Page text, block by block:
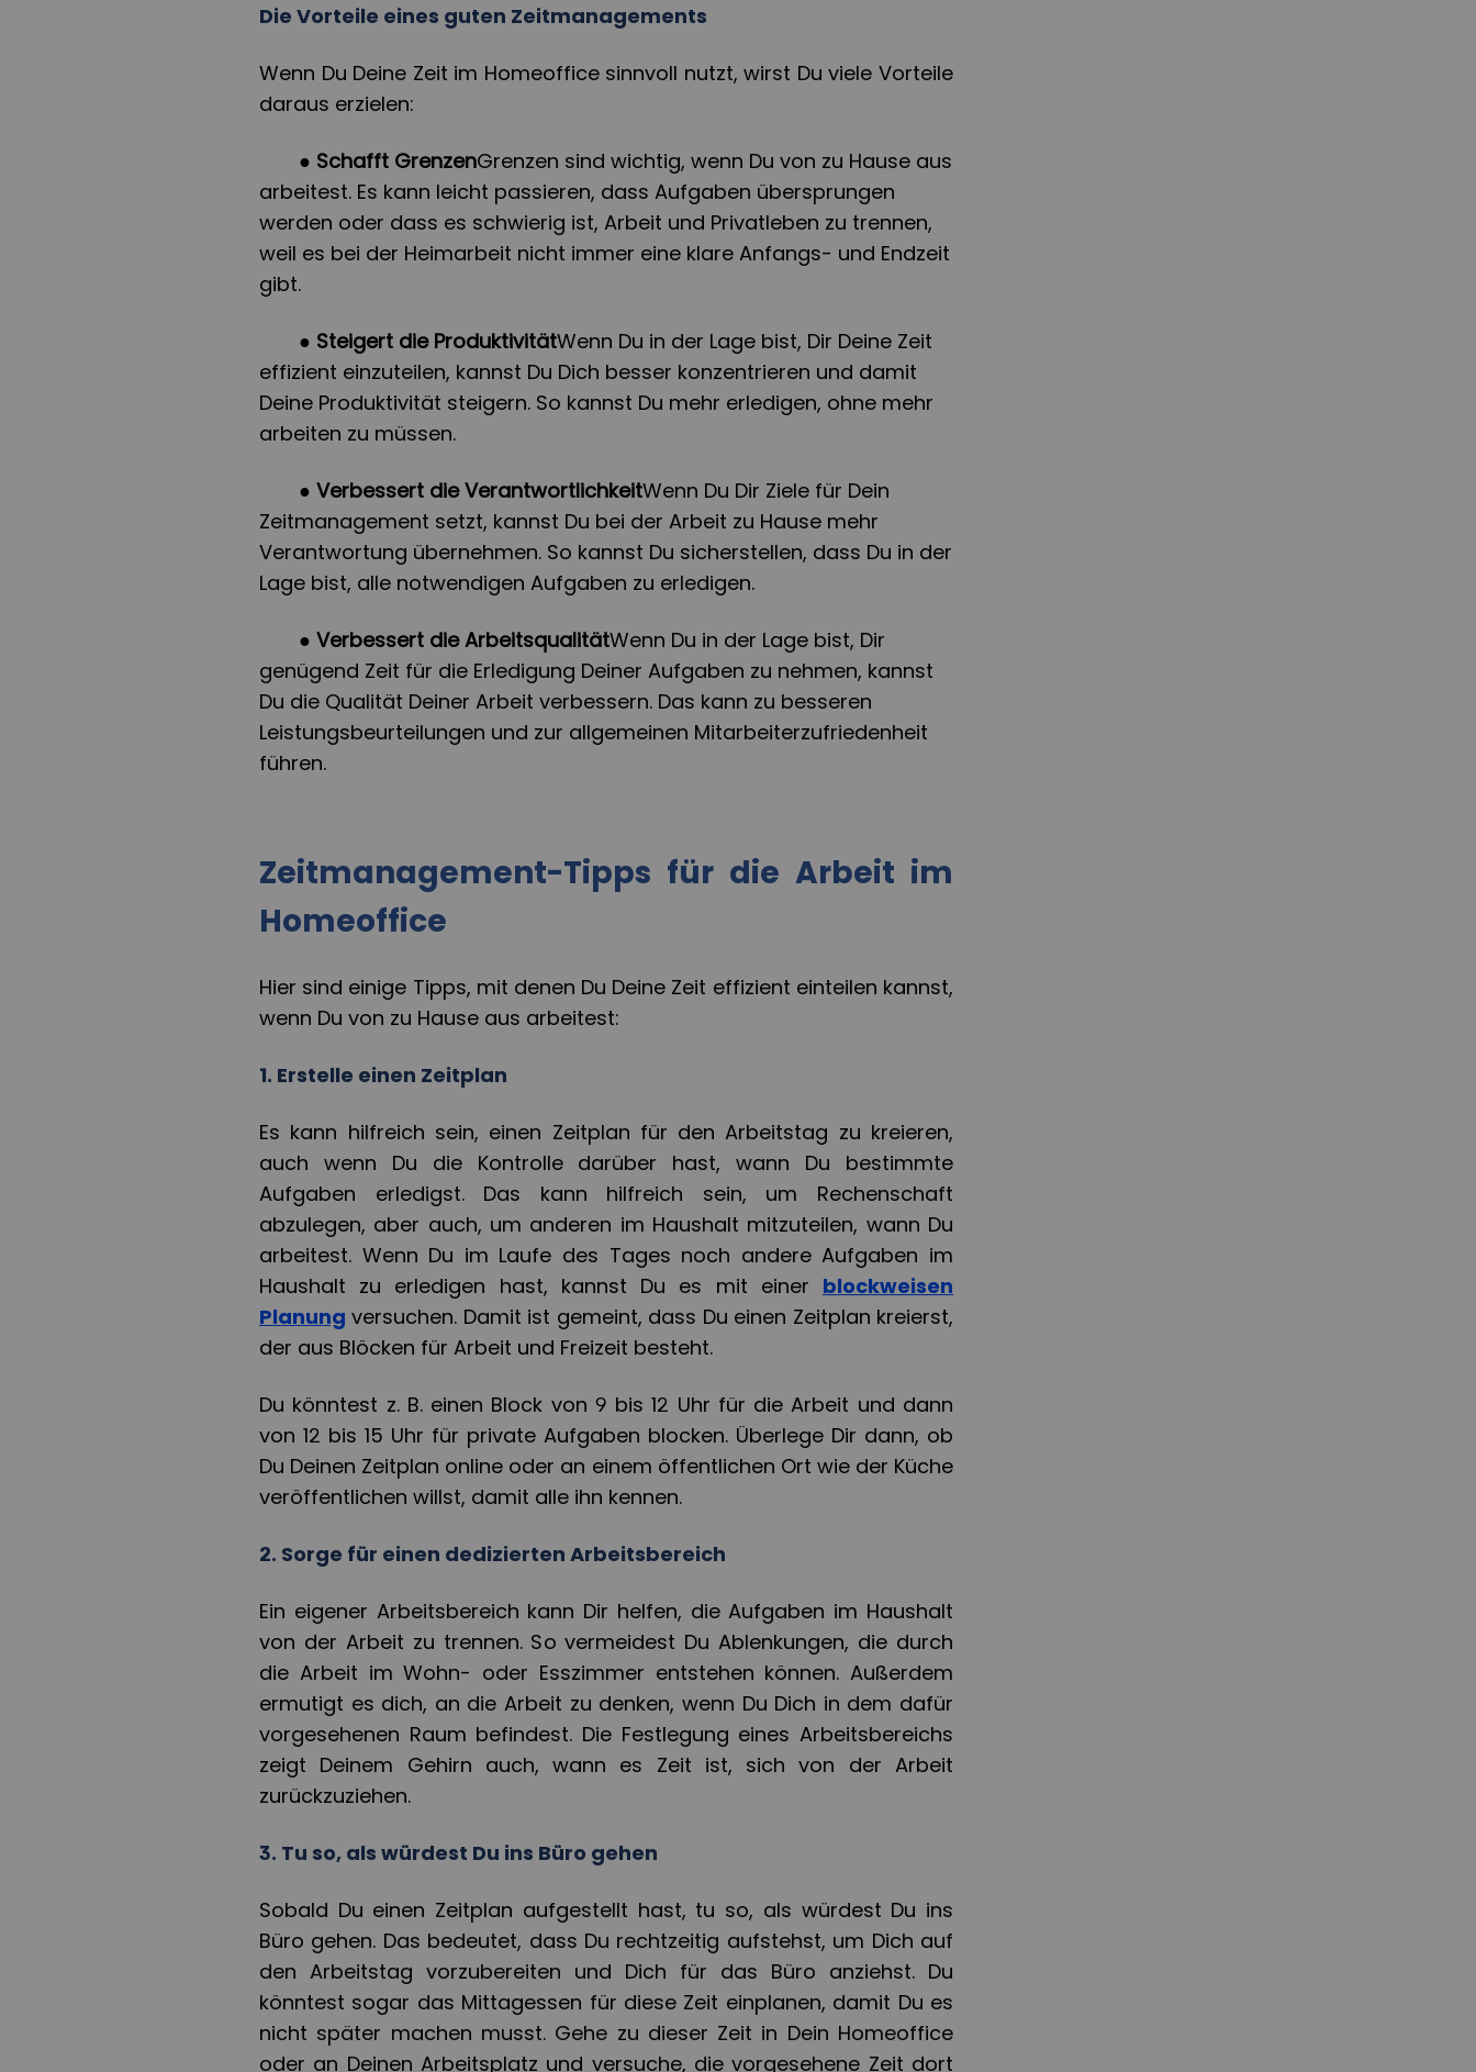
Die Vorteile eines guten Zeitmanagements
Wenn Du Deine Zeit im Homeoffice sinnvoll nutzt, wirst Du viele Vorteile
daraus erzielen:
● Schafft GrenzenGrenzen sind wichtig, wenn Du von zu Hause aus
arbeitest. Es kann leicht passieren, dass Aufgaben übersprungen
werden oder dass es schwierig ist, Arbeit und Privatleben zu trennen,
weil es bei der Heimarbeit nicht immer eine klare Anfangs- und Endzeit
gibt.
● Steigert die ProduktivitätWenn Du in der Lage bist, Dir Deine Zeit
effizient einzuteilen, kannst Du Dich besser konzentrieren und damit
Deine Produktivität steigern. So kannst Du mehr erledigen, ohne mehr
arbeiten zu müssen.
● Verbessert die VerantwortlichkeitWenn Du Dir Ziele für Dein
Zeitmanagement setzt, kannst Du bei der Arbeit zu Hause mehr
Verantwortung übernehmen. So kannst Du sicherstellen, dass Du in der
Lage bist, alle notwendigen Aufgaben zu erledigen.
● Verbessert die ArbeitsqualitätWenn Du in der Lage bist, Dir
genügend Zeit für die Erledigung Deiner Aufgaben zu nehmen, kannst
Du die Qualität Deiner Arbeit verbessern. Das kann zu besseren
Leistungsbeurteilungen und zur allgemeinen Mitarbeiterzufriedenheit
führen.
Zeitmanagement-Tipps für die Arbeit im
Homeoffice
Hier sind einige Tipps, mit denen Du Deine Zeit effizient einteilen kannst,
wenn Du von zu Hause aus arbeitest:
1. Erstelle einen Zeitplan
Es kann hilfreich sein, einen Zeitplan für den Arbeitstag zu kreieren,
auch wenn Du die Kontrolle darüber hast, wann Du bestimmte
Aufgaben erledigst. Das kann hilfreich sein, um Rechenschaft
abzulegen, aber auch, um anderen im Haushalt mitzuteilen, wann Du
arbeitest. Wenn Du im Laufe des Tages noch andere Aufgaben im
Haushalt zu erledigen hast, kannst Du es mit einer blockweisen
Planung versuchen. Damit ist gemeint, dass Du einen Zeitplan kreierst,
der aus Blöcken für Arbeit und Freizeit besteht.
Du könntest z. B. einen Block von 9 bis 12 Uhr für die Arbeit und dann
von 12 bis 15 Uhr für private Aufgaben blocken. Überlege Dir dann, ob
Du Deinen Zeitplan online oder an einem öffentlichen Ort wie der Küche
veröffentlichen willst, damit alle ihn kennen.
2. Sorge für einen dedizierten Arbeitsbereich
Ein eigener Arbeitsbereich kann Dir helfen, die Aufgaben im Haushalt
von der Arbeit zu trennen. So vermeidest Du Ablenkungen, die durch
die Arbeit im Wohn- oder Esszimmer entstehen können. Außerdem
ermutigt es dich, an die Arbeit zu denken, wenn Du Dich in dem dafür
vorgesehenen Raum befindest. Die Festlegung eines Arbeitsbereichs
zeigt Deinem Gehirn auch, wann es Zeit ist, sich von der Arbeit
zurückzuziehen.
3. Tu so, als würdest Du ins Büro gehen
Sobald Du einen Zeitplan aufgestellt hast, tu so, als würdest Du ins
Büro gehen. Das bedeutet, dass Du rechtzeitig aufstehst, um Dich auf
den Arbeitstag vorzubereiten und Dich für das Büro anziehst. Du
könntest sogar das Mittagessen für diese Zeit einplanen, damit Du es
nicht später machen musst. Gehe zu dieser Zeit in Dein Homeoffice
oder an Deinen Arbeitsplatz und versuche, die vorgesehene Zeit dort